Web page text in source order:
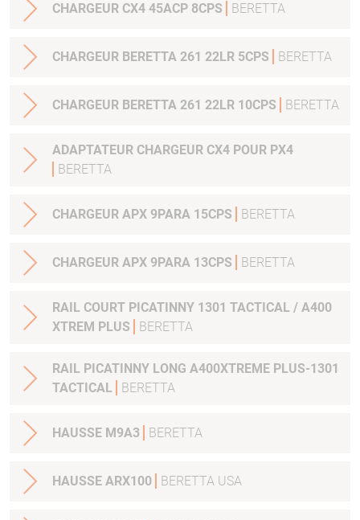
CHARGEUR CX4 45ACP 8CPS BERETTA
CHARGEUR BERETTA 261 22LR 5CPS BERETTA
CHARGEUR BERETTA 261 22LR 10CPS BERETTA
ADAPTATEUR CHARGEUR CX4 POUR PX4
BERETTA
CHARGEUR APX 9PARA 15CPS BERETTA
CHARGEUR APX 9PARA 13CPS BERETTA
RAIL COURT PICATINNY 1301 TACTICAL / A400
XTREM PLUS
BERETTA
RAIL PICATINNY LONG A400XTREME PLUS-1301
TACTICAL
BERETTA
HAUSSE M9A3 BERETTA
HAUSSE ARX100 BERETTA USA